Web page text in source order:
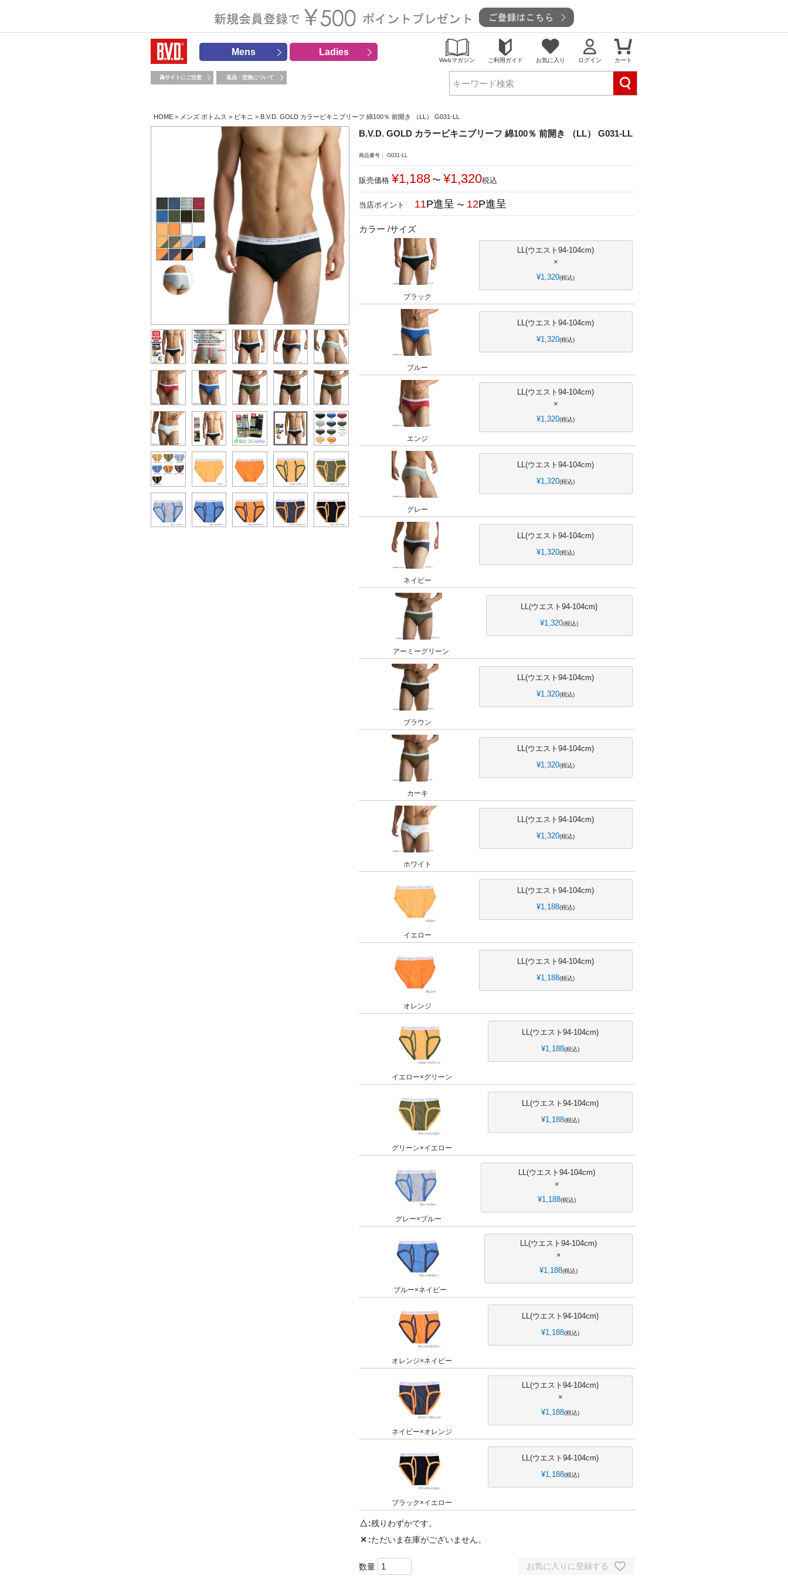
Mens Ladies
Webマガジン ご利用ガイド お気に入り ログイン カート
偽サイトにご注意 返品・交換について
HOME メンズ ボトムス ビキニ B.V.D. GOLD カラービキニブリーフ 綿100％ 前開き （LL） G031-LL
B.V.D. GOLD カラービキニブリーフ 綿100％ 前開き （LL） G031-LL
商品番号 G031-LL
販売価格 ¥1,188 〜 ¥1,320税込
11 〜 12
カラー サイズ
ブラック
LL(ウエスト94-104cm)
×
¥1,320 税込
ブルー
LL(ウエスト94-104cm)
¥1,320 税込
エンジ
LL(ウエスト94-104cm)
×
¥1,320 税込
グレー
LL(ウエスト94-104cm)
¥1,320 税込
ネイビー
LL(ウエスト94-104cm)
¥1,320 税込
アーミーグリーン
LL(ウエスト94-104cm)
¥1,320 税込
ブラウン
LL(ウエスト94-104cm)
¥1,320 税込
カーキ
LL(ウエスト94-104cm)
¥1,320 税込
ホワイト
LL(ウエスト94-104cm)
¥1,320 税込
イエロー
LL(ウエスト94-104cm)
¥1,188 税込
オレンジ
LL(ウエスト94-104cm)
¥1,188 税込
イエロー×グリーン
LL(ウエスト94-104cm)
¥1,188 税込
グリーン×イエロー
LL(ウエスト94-104cm)
¥1,188 税込
グレー×ブルー
LL(ウエスト94-104cm)
×
¥1,188 税込
ブルー×ネイビー
LL(ウエスト94-104cm)
×
¥1,188 税込
オレンジ×ネイビー
LL(ウエスト94-104cm)
¥1,188 税込
ネイビー×オレンジ
LL(ウエスト94-104cm)
×
¥1,188 税込
ブラック×イエロー
LL(ウエスト94-104cm)
¥1,188 税込
△ 残りわずかです。
✕ ただいま在庫がございません。
お気に入りに登録する